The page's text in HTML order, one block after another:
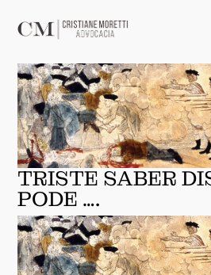
TRISTE SABER
PODE ….